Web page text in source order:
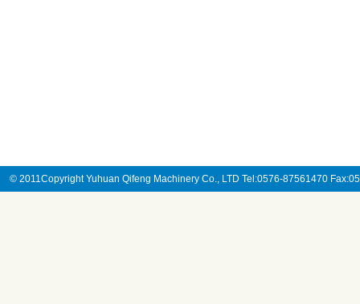
© 2011Copyright Yuhuan Qifeng Machinery Co., LTD Tel:0576-87561470